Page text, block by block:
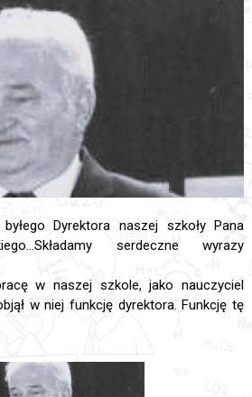
Dyrektora naszej szkoły Pana
serdeczne wyrazy
w naszej szkole, jako nauczyciel
w niej funkcję dyrektora. Funkcję tę